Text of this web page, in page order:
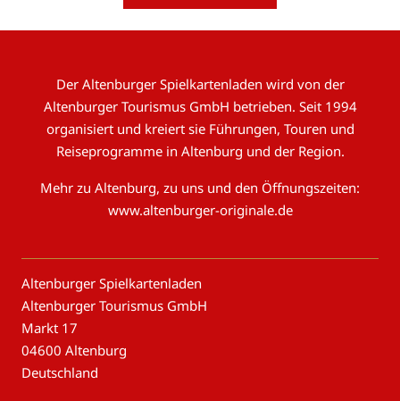
Der Altenburger Spielkartenladen wird von der
Altenburger Tourismus GmbH betrieben. Seit 1994
organisiert und kreiert sie Führungen, Touren und
Reiseprogramme in Altenburg und der Region.
Mehr zu Altenburg, zu uns und den Öffnungszeiten:
www.altenburger-originale.de
Altenburger Spielkartenladen
Altenburger Tourismus GmbH
Markt 17
04600 Altenburg
Deutschland